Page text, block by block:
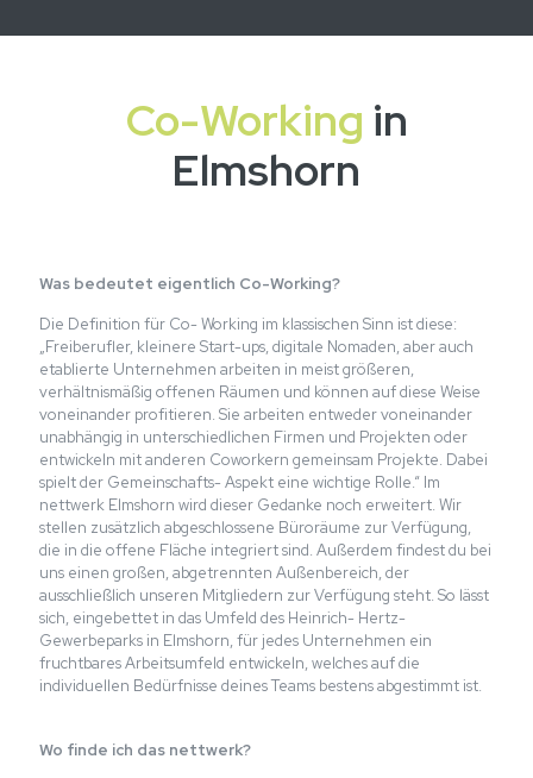
Co-Working in
Elmshorn
Was bedeutet eigentlich Co-Working?
Die Definition für Co- Working im klassischen Sinn ist diese:
„Freiberufler, kleinere Start-ups, digitale Nomaden, aber auch
etablierte Unternehmen arbeiten in meist größeren,
verhältnismäßig offenen Räumen und können auf diese Weise
voneinander profitieren. Sie arbeiten entweder voneinander
unabhängig in unterschiedlichen Firmen und Projekten oder
entwickeln mit anderen Coworkern gemeinsam Projekte. Dabei
spielt der Gemeinschafts- Aspekt eine wichtige Rolle.“ Im
nettwerk Elmshorn wird dieser Gedanke noch erweitert. Wir
stellen zusätzlich abgeschlossene Büroräume zur Verfügung,
die in die offene Fläche integriert sind. Außerdem findest du bei
uns einen großen, abgetrennten Außenbereich, der
ausschließlich unseren Mitgliedern zur Verfügung steht. So lässt
sich, eingebettet in das Umfeld des Heinrich- Hertz-
Gewerbeparks in Elmshorn, für jedes Unternehmen ein
fruchtbares Arbeitsumfeld entwickeln, welches auf die
individuellen Bedürfnisse deines Teams bestens abgestimmt ist.
Wo finde ich das nettwerk?